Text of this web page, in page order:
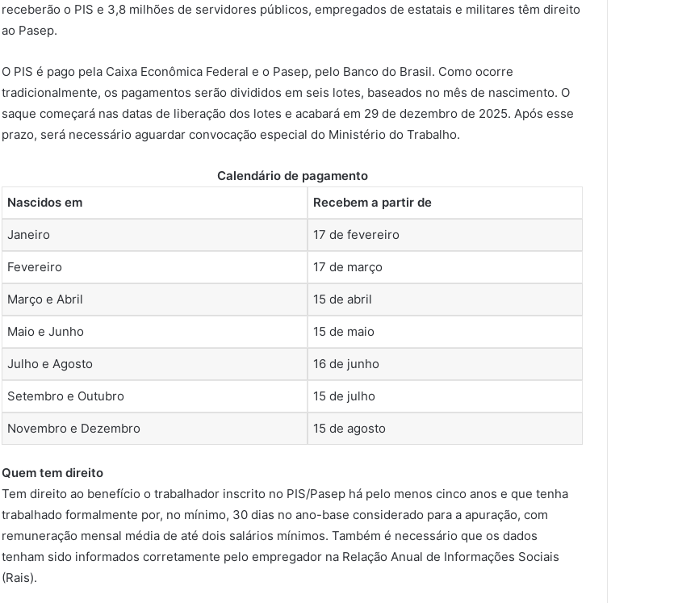
receberão o PIS e 3,8 milhões de servidores públicos, empregados de estatais e militares têm direito
ao Pasep.
O PIS é pago pela Caixa Econômica Federal e o Pasep, pelo Banco do Brasil. Como ocorre
tradicionalmente, os pagamentos serão divididos em seis lotes, baseados no mês de nascimento. O
saque começará nas datas de liberação dos lotes e acabará em 29 de dezembro de 2025. Após esse
prazo, será necessário aguardar convocação especial do Ministério do Trabalho.
Calendário de pagamento
Nascidos em
Recebem a partir de
Janeiro 17 de fevereiro
Fevereiro 17 de março
Março e Abril 15 de abril
Maio e Junho 15 de maio
Julho e Agosto 16 de junho
Setembro e Outubro 15 de julho
Novembro e Dezembro 15 de agosto
Quem tem direito
Tem direito ao benefício o trabalhador inscrito no PIS/Pasep há pelo menos cinco anos e que tenha
trabalhado formalmente por, no mínimo, 30 dias no ano-base considerado para a apuração, com
remuneração mensal média de até dois salários mínimos. Também é necessário que os dados
tenham sido informados corretamente pelo empregador na Relação Anual de Informações Sociais
(Rais).